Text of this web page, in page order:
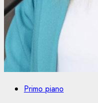
Primo piano